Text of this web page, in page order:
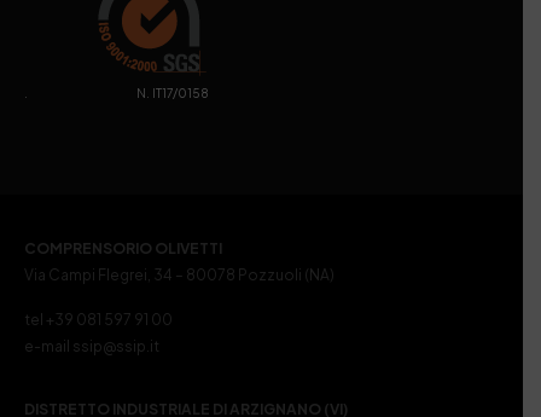
. N. IT17/0158
COMPRENSORIO OLIVETTI
Via Campi Flegrei, 34 – 80078 Pozzuoli (NA)
tel +39 081 597 91 00
e-mail ssip@ssip.it
DISTRETTO INDUSTRIALE DI ARZIGNANO (VI)